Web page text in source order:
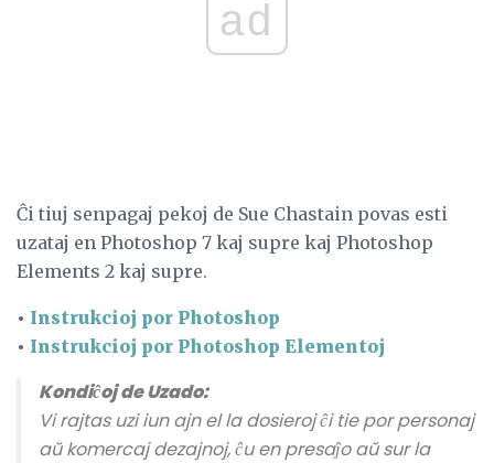
ad
Ĉi tiuj senpagaj pekoj de Sue Chastain povas esti
uzataj en Photoshop 7 kaj supre kaj Photoshop
Elements 2 kaj supre.
• Instrukcioj por Photoshop
• Instrukcioj por Photoshop Elementoj
Kondiĉoj de Uzado:
Vi rajtas uzi iun ajn el la dosieroj ĉi tie por personaj
aŭ komercaj dezajnoj, ĉu en presaĵo aŭ sur la